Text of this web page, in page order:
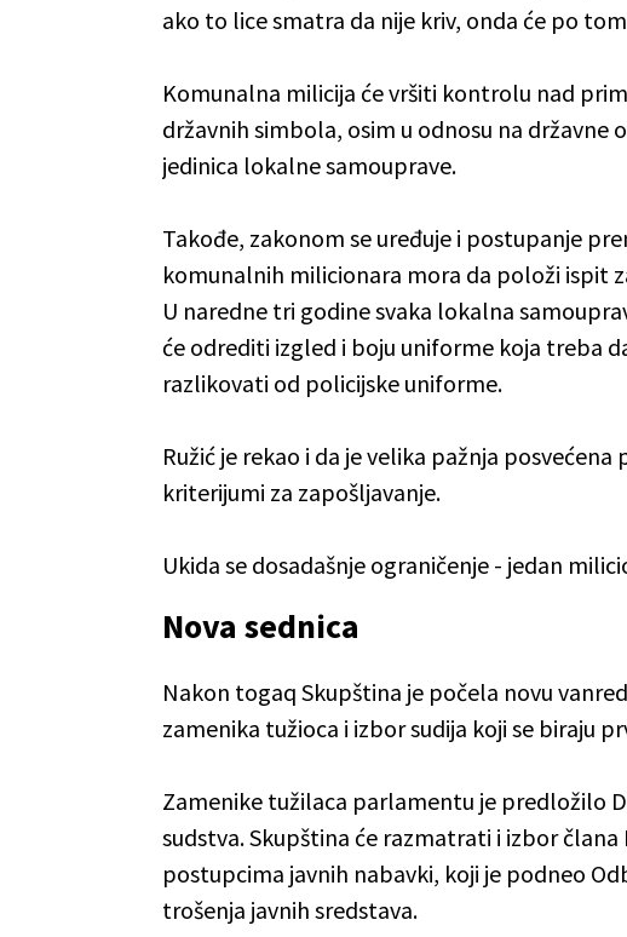
ako to lice smatra da nije kriv, onda će po
Komunalna milicija će vršiti kontrolu nad
državnih simbola, osim u odnosu na
jedinica lokalne samouprave.
Takođe, zakonom se uređuje i postupanje
komunalnih milicionara mora da položi ispit
U naredne tri godine svaka lokalna
će odrediti izgled i boju uniforme koja treba
razlikovati od policijske uniforme.
Ružić je rekao i da je velika pažnja
kriterijumi za zapošljavanje.
Ukida se dosadašnje ograničenje - jedan
Nova sednica
Nakon togaq Skupština je počela novu
zamenika tužioca i izbor sudija koji se biraju
Zamenike tužilaca parlamentu je predložilo
sudstva. Skupština će razmatrati i izbor
postupcima javnih nabavki, koji je podneo
trošenja javnih sredstava.